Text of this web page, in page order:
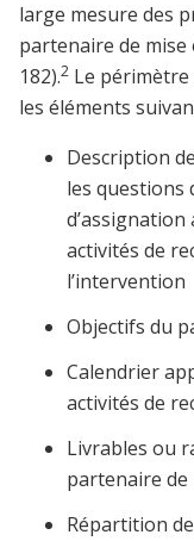
large mesure des
partenaire de
182).2 Le
les éléments
Description
les questions
activités de
l’intervention
Objectifs du
Calendrier
activités de
Livrables ou
partenaire
Répartition